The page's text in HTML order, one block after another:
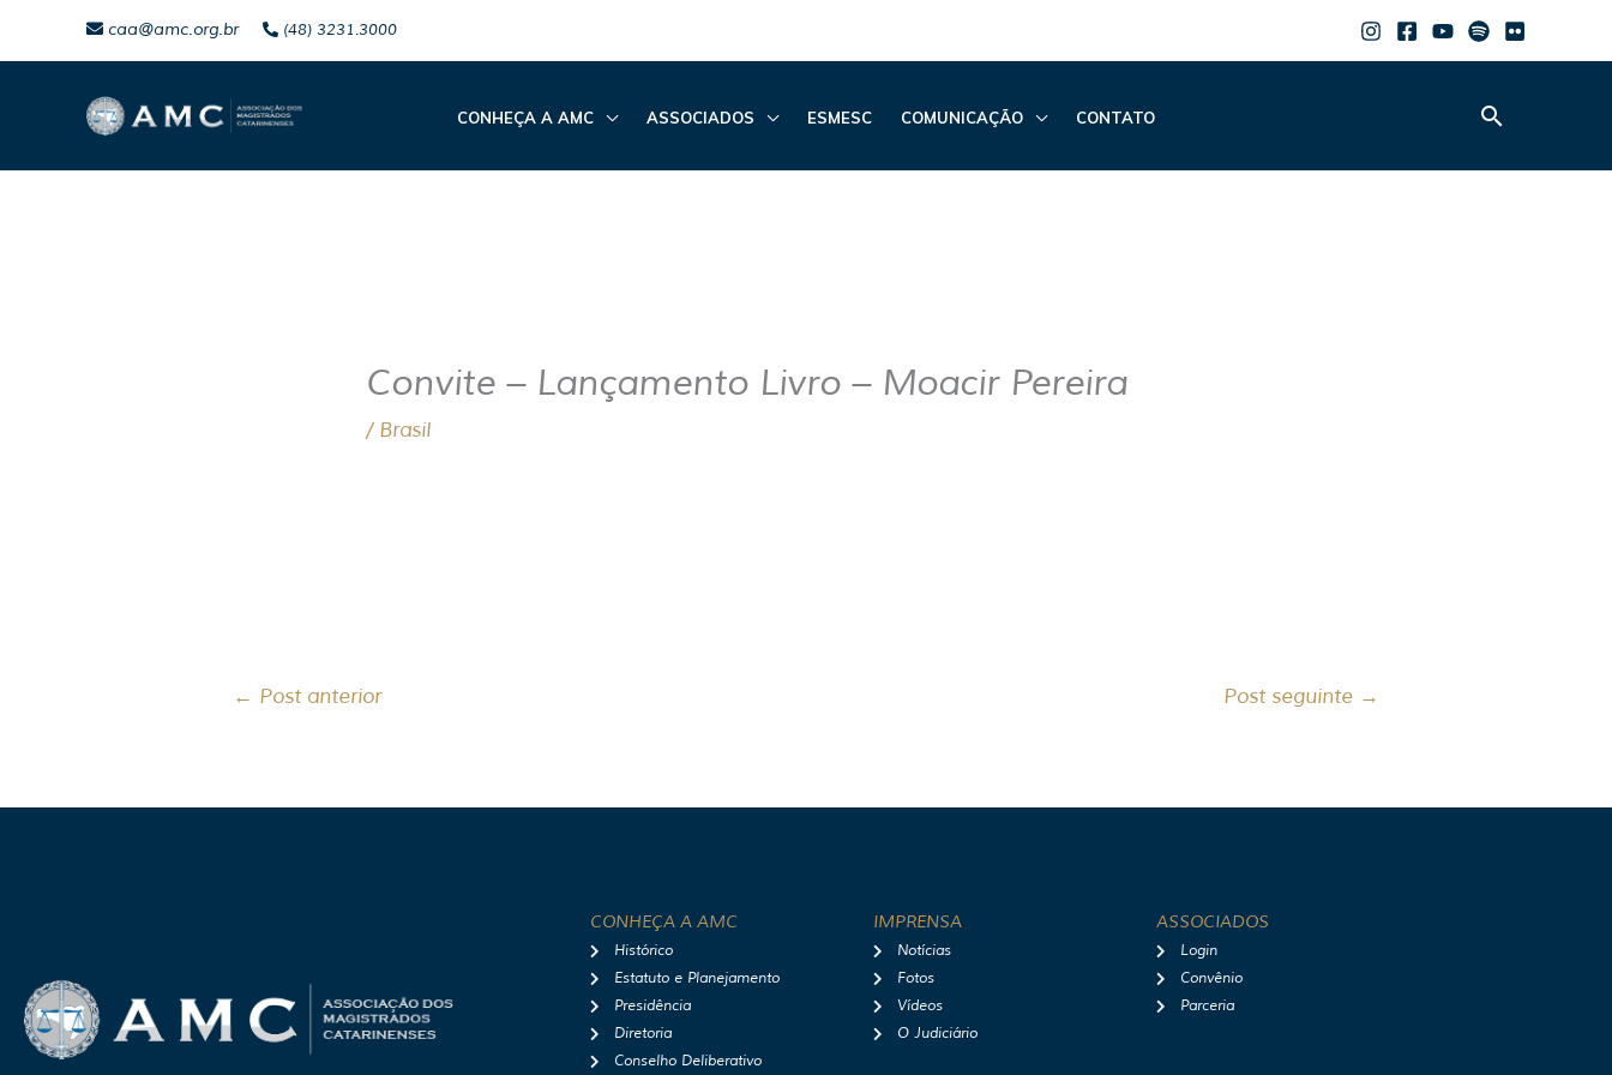
conteúdo
caa@amc.org.br (48) 3231.3000
CONHEÇA A AMC ASSOCIADOS ESMESC COMUNICAÇÃO CONTATO Pesquisar
Convite – Lançamento Livro – Moacir Pereira
/ Brasil
← Post anterior Post seguinte →
CONHEÇA A AMC
Histórico
Estatuto e Planejamento
Presidência
Diretoria
Conselho Deliberativo
IMPRENSA
Notícias
Fotos
Vídeos
O Judiciário
ASSOCIADOS
Login
Convênio
Parceria